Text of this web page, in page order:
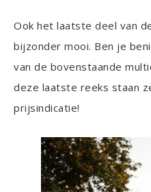
Ook het laatste deel van
bijzonder mooi. Ben je
van de bovenstaande
deze laatste reeks staan
prijsindicatie!